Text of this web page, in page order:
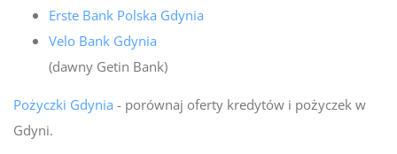
Erste Bank Polska Gdynia
Velo Bank Gdynia
(dawny Getin Bank)
Pożyczki Gdynia - porównaj oferty kredytów i pożyczek w
Gdyni.